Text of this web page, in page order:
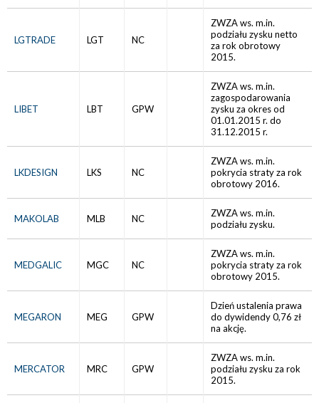
LGTRADE LGT NC
ZWZA ws. m.in.
podziału zysku netto
za rok obrotowy
2015.
LIBET LBT GPW
ZWZA ws. m.in.
zagospodarowania
zysku za okres od
01.01.2015 r. do
31.12.2015 r.
LKDESIGN LKS NC
ZWZA ws. m.in.
pokrycia straty za rok
obrotowy 2016.
MAKOLAB MLB NC
ZWZA ws. m.in.
podziału zysku.
MEDGALIC MGC NC
ZWZA ws. m.in.
pokrycia straty za rok
obrotowy 2015.
MEGARON MEG GPW
Dzień ustalenia prawa
do dywidendy 0,76 zł
na akcję.
MERCATOR MRC GPW
ZWZA ws. m.in.
podziału zysku za rok
2015.